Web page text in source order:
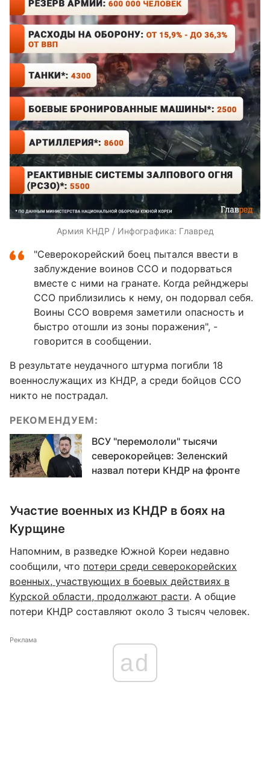
Армия КНДР / Инфографика: Главред
"Северокорейский боец пытался ввести в
заблуждение воинов ССО и подорваться
вместе с ними на гранате. Когда рейнджеры
ССО приблизились к нему, он подорвал себя.
Воины ССО вовремя заметили опасность и
быстро отошли из зоны поражения", -
говорится в сообщении.
В результате неудачного штурма погибли 18
военнослужащих из КНДР, а среди бойцов ССО
никто не пострадал.
РЕКОМЕНДУЕМ:
ВСУ "перемололи" тысячи
северокорейцев: Зеленский
назвал потери КНДР на фронте
Участие военных из КНДР в боях на
Курщине
Напомним, в разведке Южной Кореи недавно
сообщили, что потери среди северокорейских
военных, участвующих в боевых действиях в
Курской области, продолжают расти. А общие
потери КНДР составляют около 3 тысяч человек.
Реклама
ad